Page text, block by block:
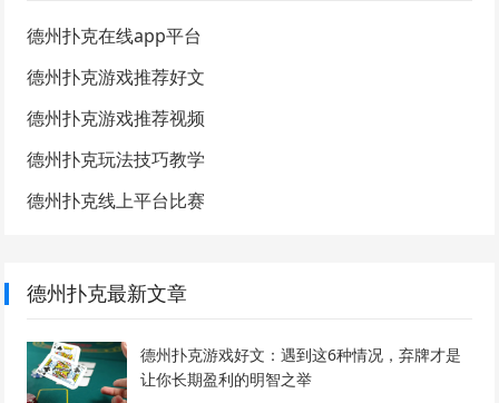
德州扑克在线app平台
德州扑克游戏推荐好文
德州扑克游戏推荐视频
德州扑克玩法技巧教学
德州扑克线上平台比赛
德州扑克最新文章
德州扑克游戏好文：遇到这6种情况，弃牌才是
让你长期盈利的明智之举